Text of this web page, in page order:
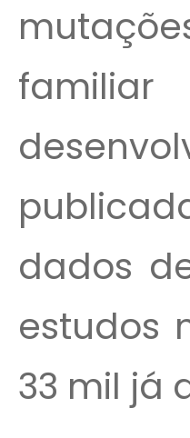
dados
estudos
33 mil já